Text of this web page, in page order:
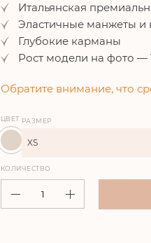
Итальянская
Эластичные манжеты и
Глубокие карманы
Рост модели на фото —
Обратите внимание, что
ЦВЕТ РАЗМЕР
XS
КОЛИЧЕСТВО